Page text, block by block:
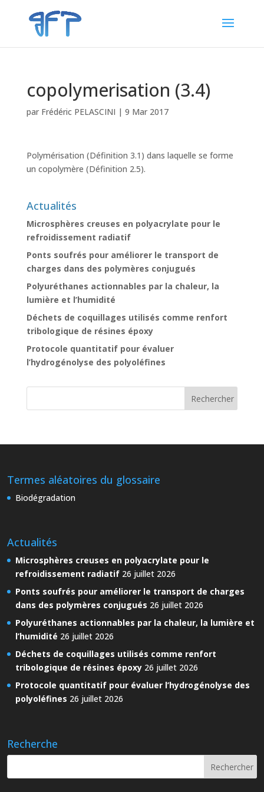
copolymerisation (3.4)
par Frédéric PELASCINI | 9 Mar 2017
Polymérisation (Définition 3.1) dans laquelle se forme
un copolymère (Définition 2.5).
Actualités
Microsphères creuses en polyacrylate pour le
refroidissement radiatif
Ponts soufrés pour améliorer le transport de
charges dans des polymères conjugués
Polyuréthanes actionnables par la chaleur, la
lumière et l’humidité
Déchets de coquillages utilisés comme renfort
tribologique de résines époxy
Protocole quantitatif pour évaluer
l’hydrogénolyse des polyoléfines
Termes aléatoires du glossaire
Biodégradation
Actualités
Microsphères creuses en polyacrylate pour le
refroidissement radiatif 26 juillet 2026
Ponts soufrés pour améliorer le transport de charges
dans des polymères conjugués 26 juillet 2026
Polyuréthanes actionnables par la chaleur, la lumière et
l’humidité 26 juillet 2026
Déchets de coquillages utilisés comme renfort
tribologique de résines époxy 26 juillet 2026
Protocole quantitatif pour évaluer l’hydrogénolyse des
polyoléfines 26 juillet 2026
Recherche